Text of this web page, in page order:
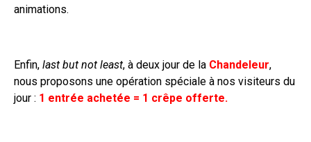
animations.
Enfin, last but not least, à deux jour de la Chandeleur,
nous proposons une opération spéciale à nos visiteurs du
jour : 1 entrée achetée = 1 crêpe offerte.